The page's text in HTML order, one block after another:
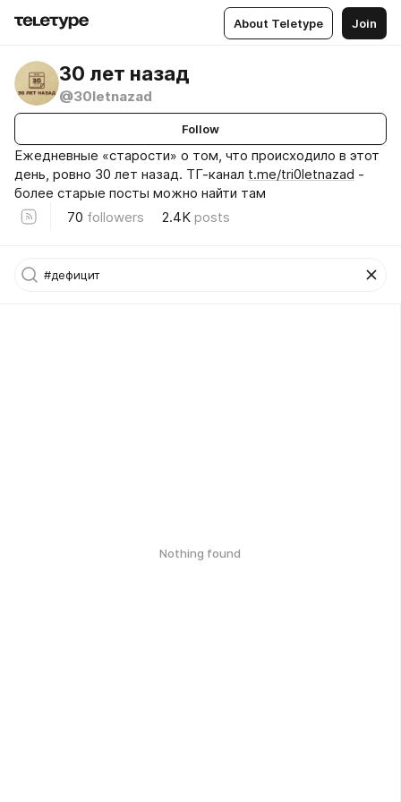
About Teletype Join
30 лет назад
@30letnazad
Follow
Ежедневные «старости» о том, что происходило в этот
день, ровно 30 лет назад. ТГ-канал t.me/tri0letnazad -
более старые посты можно найти там
70 followers 2.4K posts
Nothing found